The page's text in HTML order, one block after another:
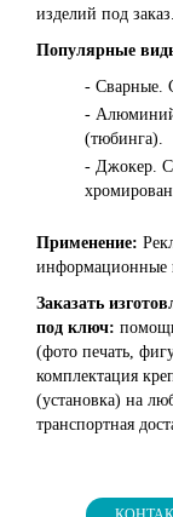
изделий под заказ.
Популярные
- Сварные.
-
(тюбинга).
- Джокер.
Применение:
информационные
Заказать
под ключ:
(фото печать,
комплектация
(установка) на
транспортная